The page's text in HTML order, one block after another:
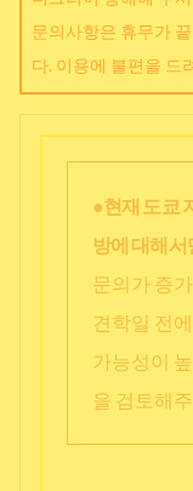
문의사항은 휴무가
다. 이용에 불편을 드
●현재 도쿄
방에 대해
문의가 증
견학일 전
가능성이
을 검토해